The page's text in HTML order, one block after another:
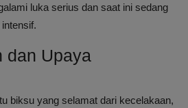
luka serius dan saat ini sedang
dan Upaya
biksu yang selamat dari kecelakaan,